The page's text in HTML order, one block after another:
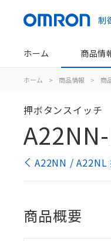
制
ホーム 商品情
ホーム > 商品情報 > 商
押ボタンスイッチ
A22NN / A22NL
商品概要